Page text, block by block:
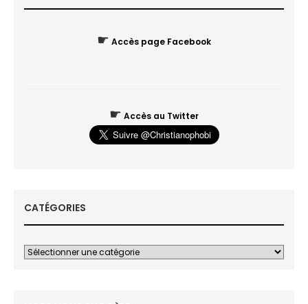
☛ Accès page Facebook
☛ Accès au Twitter
CATÉGORIES